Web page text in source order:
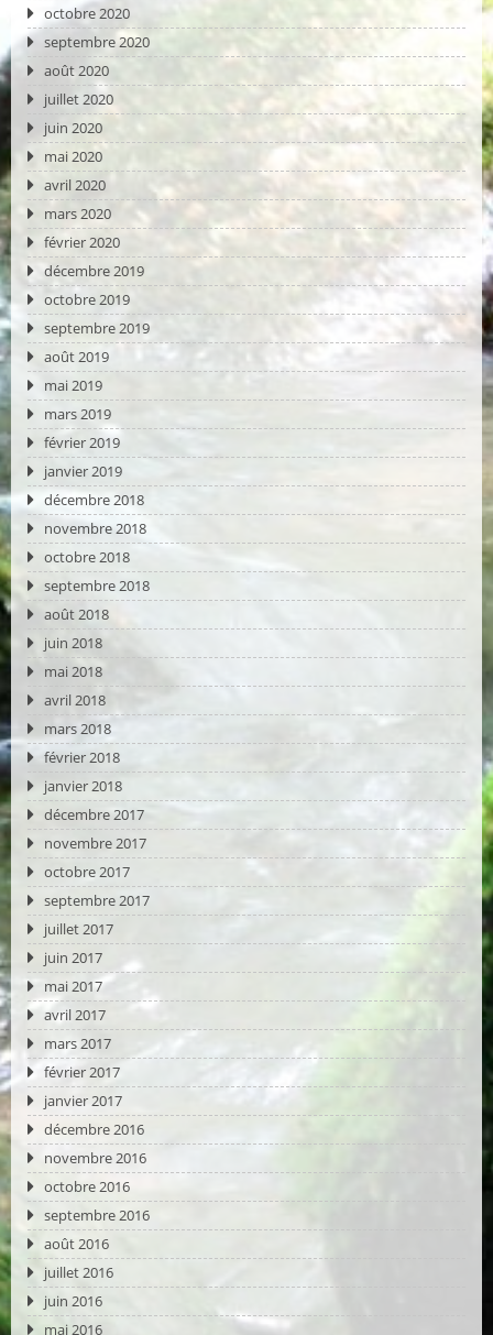
octobre 2020
septembre 2020
août 2020
juillet 2020
juin 2020
mai 2020
avril 2020
mars 2020
février 2020
décembre 2019
octobre 2019
septembre 2019
août 2019
mai 2019
mars 2019
février 2019
janvier 2019
décembre 2018
novembre 2018
octobre 2018
septembre 2018
août 2018
juin 2018
mai 2018
avril 2018
mars 2018
février 2018
janvier 2018
décembre 2017
novembre 2017
octobre 2017
septembre 2017
juillet 2017
juin 2017
mai 2017
avril 2017
mars 2017
février 2017
janvier 2017
décembre 2016
novembre 2016
octobre 2016
septembre 2016
août 2016
juillet 2016
juin 2016
mai 2016